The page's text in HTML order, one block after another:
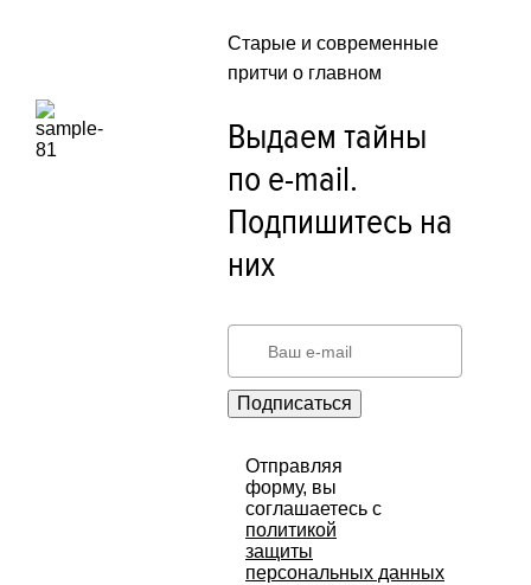
Старые и современные
притчи о главном
Выдаем тайны
по e-mail.
Подпишитесь на
них
Подписаться
Отправляя
форму, вы
соглашаетесь с
политикой
защиты
персональных данных